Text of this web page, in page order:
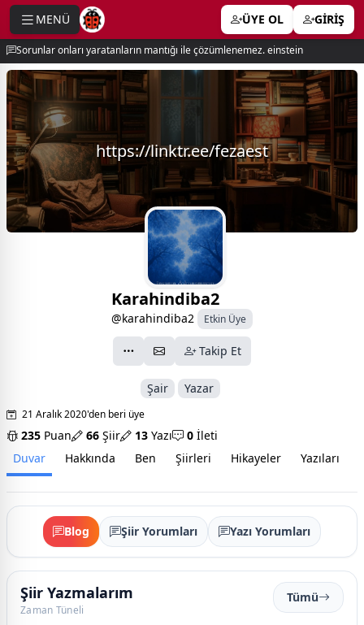
MENÜ ÜYE OL GİRİŞ
Sorunlar onları yaratanların mantığı ile çözümlenemez. einstein
https://linktr.ee/fezaest
Karahindiba2
@karahindiba2 Etkin Üye
Takip Et
Şair Yazar
21 Aralık 2020'den beri üye
235 Puan 66 Şiir 13 Yazı 0 İleti
Duvar
Hakkında Ben Şiirleri Hikayeler Yazıları
Blog Şiir Yorumları Yazı Yorumları
Şiir Yazmalarım
Zaman Tüneli
Tümü
menu